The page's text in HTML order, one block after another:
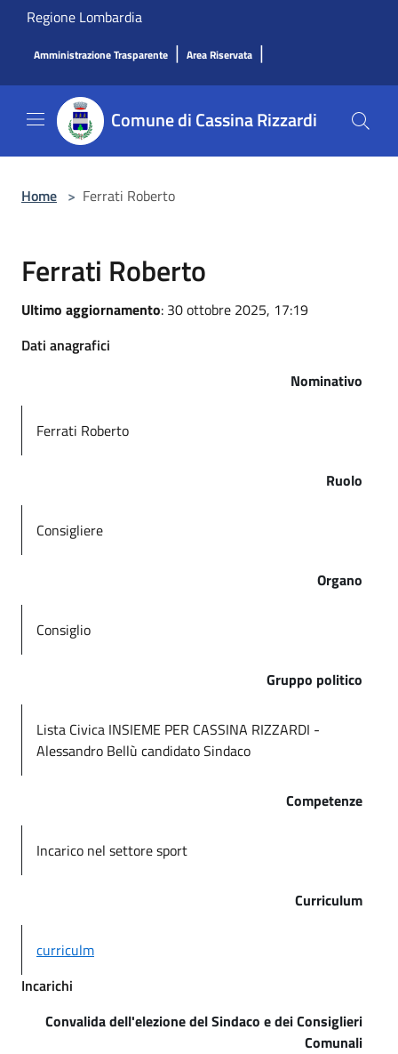
Salta al contenuto principale
Regione Lombardia
Amministrazione Trasparente | Area Riservata |
Comune di Cassina Rizzardi
Home > Ferrati Roberto
Ferrati Roberto
Ultimo aggiornamento: 30 ottobre 2025, 17:19
Dati anagrafici
Nominativo
Ferrati Roberto
Ruolo
Consigliere
Organo
Consiglio
Gruppo politico
Lista Civica INSIEME PER CASSINA RIZZARDI -
Alessandro Bellù candidato Sindaco
Competenze
Incarico nel settore sport
Curriculum
curriculm
Incarichi
Convalida dell'elezione del Sindaco e dei Consiglieri
Comunali